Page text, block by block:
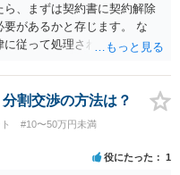
、まずは契約書に契約解除
があるかと存じます。 な
従って処理されますが、車
や代金減額請求、契約解除等
ご参考までに。
割交渉の方法は？
#10〜50万円未満
役にたった 1